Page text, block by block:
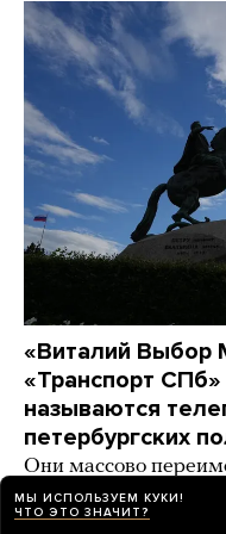
«Виталий Выбор
«Транспорт
называются
петербургских
Они массово
выборами. А спикер
канал в «Максе»
МЫ ИСПОЛЬЗУЕМ КУКИ!
ЧТО ЭТО ЗНАЧИТ?